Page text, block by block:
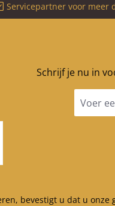
Servicepartner voor meer
Schrijf je nu in
mailadres
bevestigt u dat u onze